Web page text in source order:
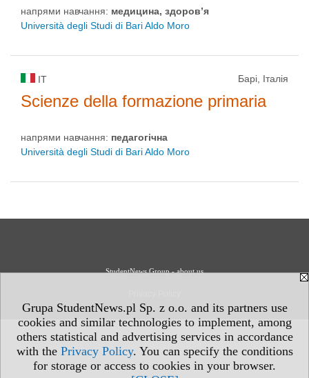
Grupa StudentNews.pl Sp. z o.o. and its partners use
cookies and similar technologies to implement, among
others statistical and advertising services in accordance
with the Privacy Policy. You can specify the conditions
for storage or access to cookies in your browser.
напрями навчання: медицина, здоров’я
Università degli Studi di Bari Aldo Moro
IT Барі, Італія
Scienze della formazione primaria
напрями навчання: педагогічна
Università degli Studi di Bari Aldo Moro
StudentNews Group - about us